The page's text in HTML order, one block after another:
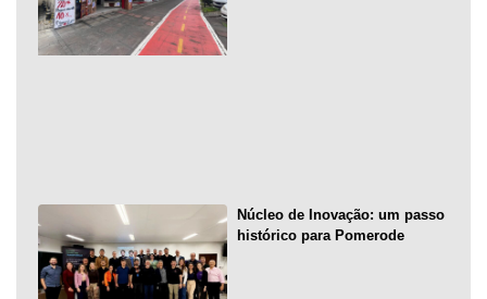
Núcleo de Inovação: um passo
histórico para Pomerode